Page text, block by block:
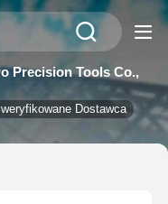
Precision Tools Co.,
Dostawca